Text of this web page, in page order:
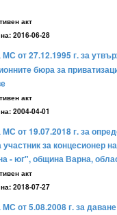
акт
2016-06-28
от 27.12.1995 г. за
бюра за
акт
2004-04-01
от 19.07.2018 г. за
за концесионер
- юг", община Варна,
акт
2018-07-27
от 5.08.2008 г. за